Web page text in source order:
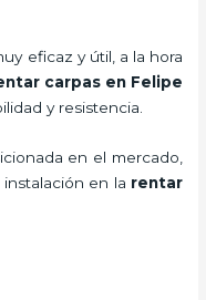
eficaz y útil, a la hora
carpasen Felipe
y resistencia.
en el mercado,
en la rentar